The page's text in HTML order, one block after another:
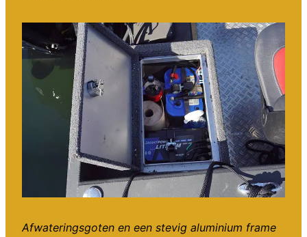
Afwateringsgoten en een stevig aluminium frame